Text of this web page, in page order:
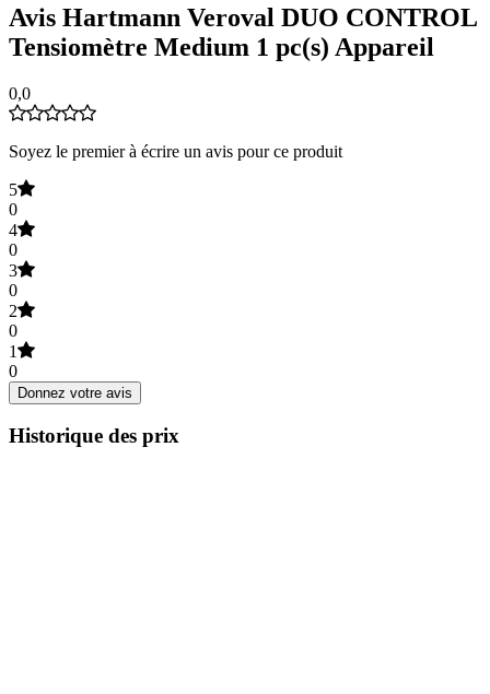
Avis Hartmann Veroval DUO CONTROL
Tensiomètre Medium 1 pc(s) Appareil
0,0
Soyez le premier à écrire un avis pour ce produit
5
0
4
0
3
0
2
0
1
0
Donnez votre avis
Historique des prix